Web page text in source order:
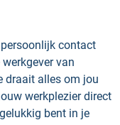
contact
van
draait alles om jou
werkplezier direct
bent in je